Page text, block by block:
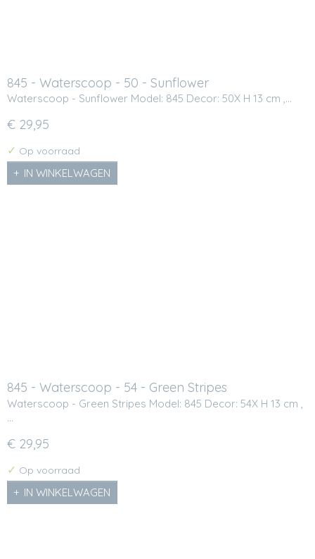
845 - Waterscoop - 50 - Sunflower
Waterscoop - Sunflower Model: 845 Decor: 50X H 13 cm ,…
€ 29,95
✓ Op voorraad
IN WINKELWAGEN
845 - Waterscoop - 54 - Green Stripes
Waterscoop - Green Stripes Model: 845 Decor: 54X H 13 cm ,
…
€ 29,95
✓ Op voorraad
IN WINKELWAGEN